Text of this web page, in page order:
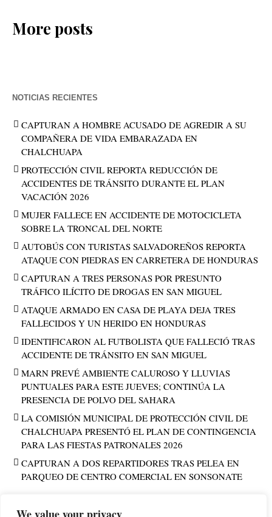
More posts
NOTICIAS RECIENTES
CAPTURAN A HOMBRE ACUSADO DE AGREDIR A SU
COMPAÑERA DE VIDA EMBARAZADA EN
CHALCHUAPA
PROTECCIÓN CIVIL REPORTA REDUCCIÓN DE
ACCIDENTES DE TRÁNSITO DURANTE EL PLAN
VACACIÓN 2026
MUJER FALLECE EN ACCIDENTE DE MOTOCICLETA
SOBRE LA TRONCAL DEL NORTE
AUTOBÚS CON TURISTAS SALVADOREÑOS REPORTA
ATAQUE CON PIEDRAS EN CARRETERA DE HONDURAS
CAPTURAN A TRES PERSONAS POR PRESUNTO
TRÁFICO ILÍCITO DE DROGAS EN SAN MIGUEL
ATAQUE ARMADO EN CASA DE PLAYA DEJA TRES
FALLECIDOS Y UN HERIDO EN HONDURAS
IDENTIFICARON AL FUTBOLISTA QUE FALLECIÓ TRAS
ACCIDENTE DE TRÁNSITO EN SAN MIGUEL
MARN PREVÉ AMBIENTE CALUROSO Y LLUVIAS
PUNTUALES PARA ESTE JUEVES; CONTINÚA LA
PRESENCIA DE POLVO DEL SAHARA
LA COMISIÓN MUNICIPAL DE PROTECCIÓN CIVIL DE
CHALCHUAPA PRESENTÓ EL PLAN DE CONTINGENCIA
PARA LAS FIESTAS PATRONALES 2026
CAPTURAN A DOS REPARTIDORES TRAS PELEA EN
PARQUEO DE CENTRO COMERCIAL EN SONSONATE
PUBLICIDAD